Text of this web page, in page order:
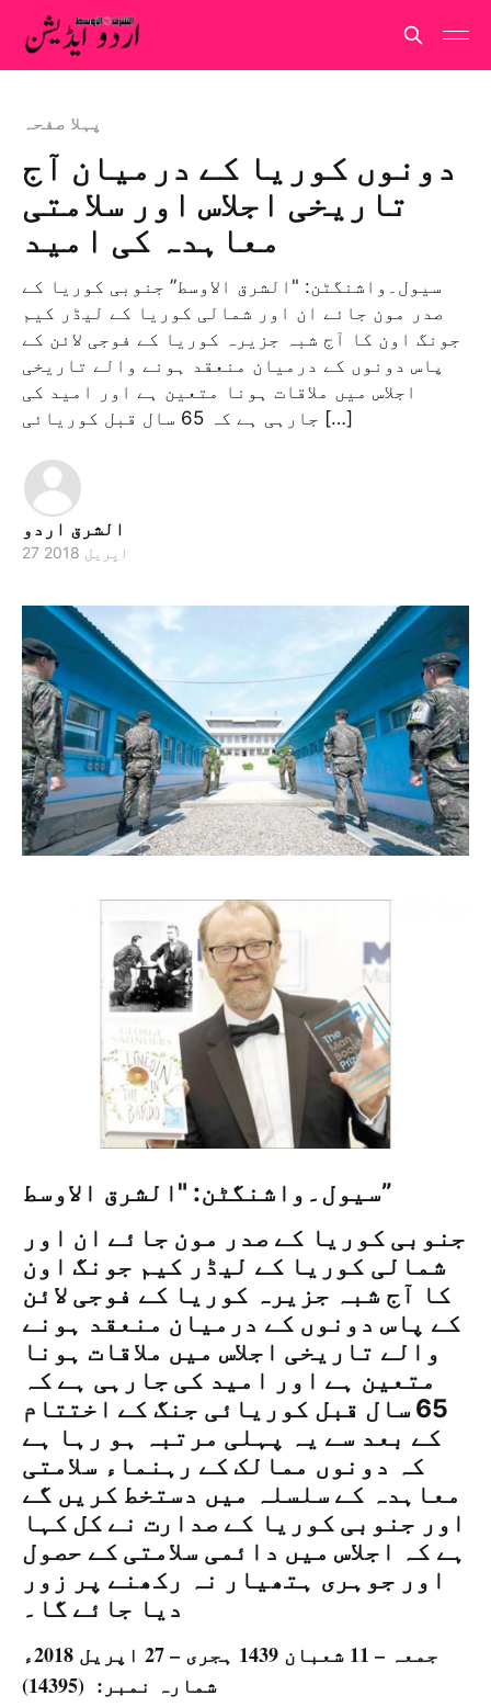
پہلا صفحہ
دونوں کوریا کے درمیان آج
تاریخی اجلاس اور سلامتی
معاہدہ کی امید
سیول۔واشنگٹن: "الشرق الاوسط” جنوبی کوریا کے
صدر مون جائے ان اور شمالی کوریا کے لیڈر کیم
جونگ اون کا آج شبہ جزیرہ کوریا کے فوجی لائن کے
پاس دونوں کے درمیان منعقد ہونے والے تاریخی
اجلاس میں ملاقات ہونا متعین ہے اور امید کی
جارہی ہے کہ 65 سال قبل کوریائی […]
الشرق اردو
27 اپریل 2018
سیول۔واشنگٹن: "الشرق الاوسط”
جنوبی کوریا کے صدر مون جائے ان اور
شمالی کوریا کے لیڈر کیم جونگ اون
کا آج شبہ جزیرہ کوریا کے فوجی لائن
کے پاس دونوں کے درمیان منعقد ہونے
والے تاریخی اجلاس میں ملاقات ہونا
متعین ہے اور امید کی جارہی ہے کہ
65 سال قبل کوریائی جنگ کے اختتام
کے بعد سے یہ پہلی مرتبہ ہو رہا ہے
کہ دونوں ممالک کے رہنماء سلامتی
معاہدہ کے سلسلہ میں دستخط کریں گے
اور جنوبی کوریا کے صدارت نے کل کہا
ہے کہ اجلاس میں دائمی سلامتی کے حصول
اور جوہری ہتھیار نہ رکھنے پر زور
دیا جائے گا۔
جمعہ – 11 شعبان 1439 ہجری – 27 اپریل 2018ء
شمارہ نمبر: (14395)